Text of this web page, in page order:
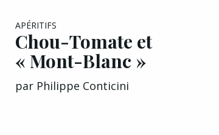
APÉRITIFS
Chou-Tomate et
« Mont-Blanc »
par Philippe Conticini